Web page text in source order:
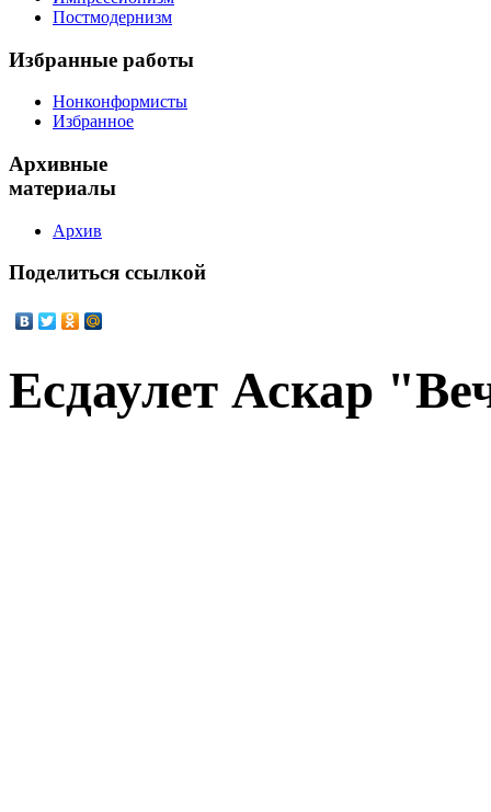
Постмодернизм
Избранные работы
Нонконформисты
Избранное
Архивные
материалы
Архив
Поделиться ссылкой
Есдаулет Аскар